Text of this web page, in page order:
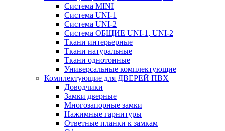
Система MINI
Система UNI-1
Система UNI-2
Система ОБЩИЕ UNI-1, UNI-2
Ткани интерьерные
Ткани натуральные
Ткани однотонные
Универсальные комплектующие
Комплектующие для ДВЕРЕЙ ПВХ
Доводчики
Замки дверные
Многозапорные замки
Нажимные гарнитуры
Ответные планки к замкам